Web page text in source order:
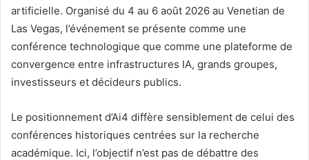
artificielle. Organisé du 4 au 6 août 2026 au Venetian de
Las Vegas, l’événement se présente comme une
conférence technologique que comme une plateforme de
convergence entre infrastructures IA, grands groupes,
investisseurs et décideurs publics.
Le positionnement d’Ai4 diffère sensiblement de celui des
conférences historiques centrées sur la recherche
académique. Ici, l’objectif n’est pas de débattre des